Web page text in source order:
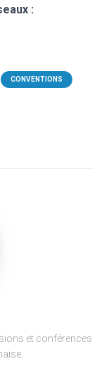
:
CONVENTIONS
et conférences